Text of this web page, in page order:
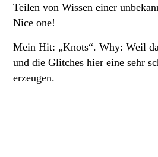
Teilen von Wissen einer
Nice one!
Mein Hit: „Knots“. Why: Weil
und die Glitches hier eine sehr
erzeugen.